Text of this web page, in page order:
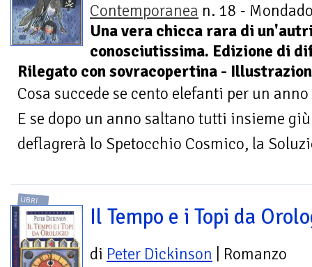
Contemporanea n. 18 -
Una vera chicca rara di
conosciutissima. Edizione di
Rilegato con sovracopertina -
Cosa succede se cento elefanti per un
E se dopo un anno saltano tutti insieme
deflagrerà lo Spetocchio Cosmico, la
LIBRI
Il Tempo e i Topi da
di Peter Dickinson | Romanzo